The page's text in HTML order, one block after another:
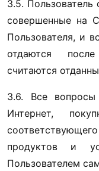
3.5. Пользователь
совершенные на
Пользователя, и
отдаются
считаются
3.6. Все
Интернет,
продуктов и
Пользователем